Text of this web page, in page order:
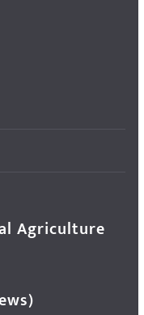
Agriculture